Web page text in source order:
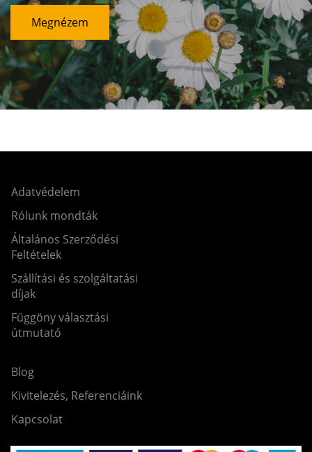
Megnézem
Adatvédelem
Rólunk mondták
Általános Szerződési
Feltételek
Szállítási és szolgáltatási
díjak
Függöny választási
útmutató
Blog
Kivitelezés, Referenciáink
Kapcsolat